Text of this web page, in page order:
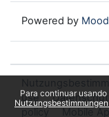
Para continuar
Powered by
use
policy
Mobile App